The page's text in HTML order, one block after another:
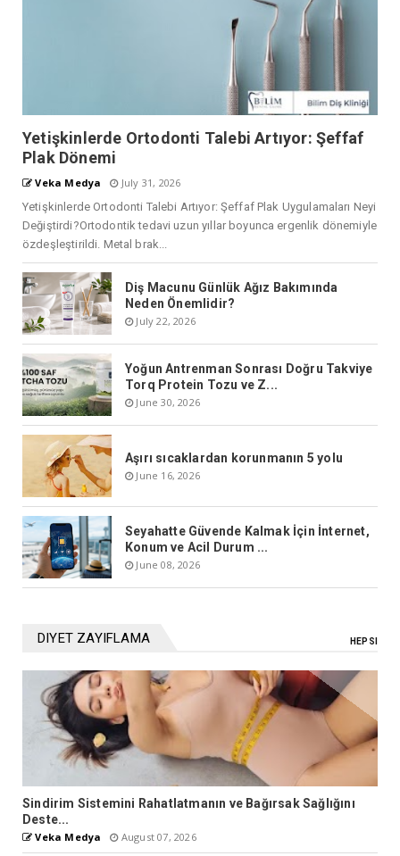
Yetişkinlerde Ortodonti Talebi Artıyor: Şeffaf
Plak Dönemi
Veka Medya
July 31, 2026
Yetişkinlerde Ortodonti Talebi Artıyor: Şeffaf Plak Uygulamaları Neyi
Değiştirdi?Ortodontik tedavi uzun yıllar boyunca ergenlik dönemiyle
özdeşleştirildi. Metal brak...
Diş Macunu Günlük Ağız Bakımında
Neden Önemlidir?
July 22, 2026
Yoğun Antrenman Sonrası Doğru Takviye
Torq Protein Tozu ve Z...
June 30, 2026
Aşırı sıcaklardan korunmanın 5 yolu
June 16, 2026
Seyahatte Güvende Kalmak İçin İnternet,
Konum ve Acil Durum ...
June 08, 2026
DIYET ZAYIFLAMA HEPSI
Sindirim Sistemini Rahatlatmanın ve Bağırsak Sağlığını
Deste...
Veka Medya August 07, 2026